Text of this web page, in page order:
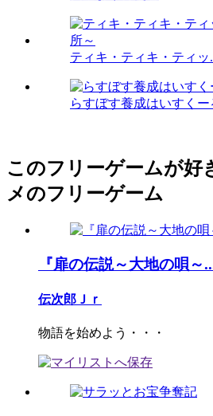
ティキ・ティキ・ティッ
らすぼす養成はいすくー
このフリーゲームが好
メのフリーゲーム
『扉の伝説～大地の唄～
伝次郎Ｊｒ
物語を始めよう・・・